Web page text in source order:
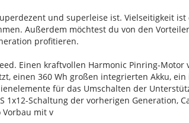
und superleise ist. Vielseitigkeit
Außerdem möchtest du von den
profitieren.
Einen kraftvollen Harmonic Pinring-
einen 360 Wh großen integrierten Akku,
für das Umschalten der
1x12-Schaltung der vorherigen Generation,
Vorbau mit v